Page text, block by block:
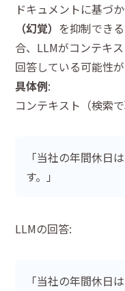
ドキュメントに基づか
（幻覚） を抑制でき
合、LLMがコンテキ
回答している可能性が
具体例:
コンテキスト（検索
「当社の年間休日
す。」
LLMの回答:
「当社の年間休日